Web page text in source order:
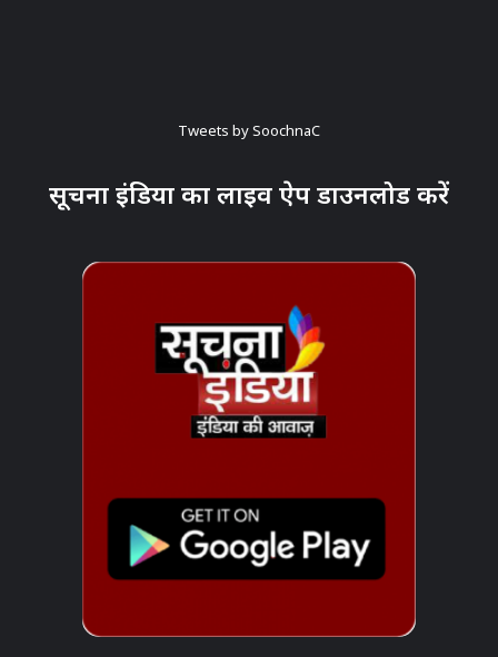
Tweets by SoochnaC
सूचना इंडिया का लाइव ऐप डाउनलोड करें